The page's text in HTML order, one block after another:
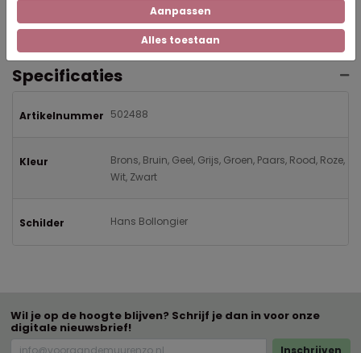
van de kleur die op de website te zien is.
Specificaties
Artikelnummer 502488
Kleur
Brons, Bruin, Geel, Grijs, Groen, Paars, Rood, Roze,
Wit, Zwart
Schilder Hans Bollongier
Wil je op de hoogte blijven? Schrijf je dan in voor onze
digitale nieuwsbrief!
Aanpassen
Alles toestaan